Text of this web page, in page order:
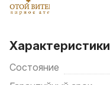
Характеристики
Состояние